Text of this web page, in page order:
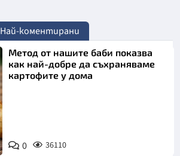
Най-коментирани
Метод от нашите баби показва
как най-добре да съхраняваме
картофите у дома
0 36110